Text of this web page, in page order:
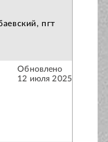
пгт
Обновлено
12 июля 2025